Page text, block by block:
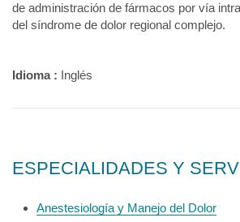
de administración de fármacos por vía
del síndrome de dolor regional complejo.
Idioma : Inglés
ESPECIALIDADES Y
Anestesiología y Manejo del Dolor